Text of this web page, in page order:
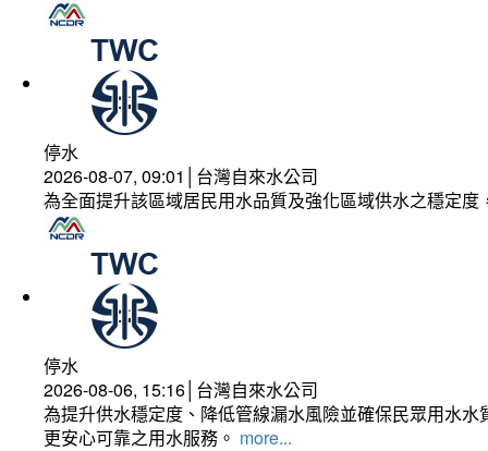
停水
2026-08-07, 09:01│台灣自來水公司
為全面提升該區域居民用水品質及強化區域供水之穩定
停水
2026-08-06, 15:16│台灣自來水公司
為提升供水穩定度、降低管線漏水風險並確保民眾用水
更安心可靠之用水服務。 more...